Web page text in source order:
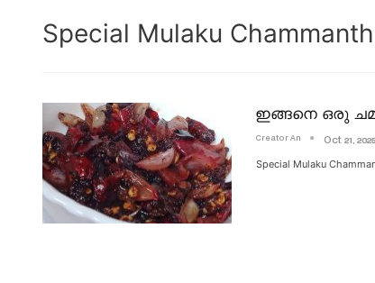
Special Mulaku
ഇങ്ങനെ ഒരു
Creator An Oct 21, 2025
Special Mulaku